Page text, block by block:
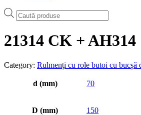
Products
search
21314 CK + AH314
Category: Rulmenți cu role butoi cu bucșă
d (mm) 70
D (mm) 150